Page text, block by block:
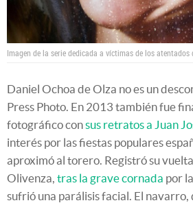
Imagen de la serie dedicada a víctimas de los atentados
Daniel Ochoa de Olza no es un
Press Photo. En 2013 también fue
fotográfico consus retratos a Juan
interés por las fiestas populares
aproximó al torero. Registró su
Olivenza, tras la grave cornada por
sufrió una parálisis facial. El navarro,